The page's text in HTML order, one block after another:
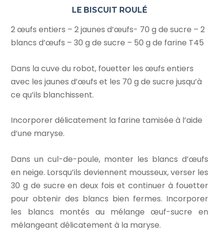
LE BISCUIT ROULÉ
2 œufs entiers – 2 jaunes d’œufs- 70 g de sucre – 2
blancs d’œufs – 30 g de sucre – 50 g de farine T45
Dans la cuve du robot, fouetter les œufs entiers
avec les jaunes d’œufs et les 70 g de sucre jusqu’à
ce qu’ils blanchissent.
Incorporer délicatement la farine tamisée à l’aide
d’une maryse.
Dans un cul-de-poule, monter les blancs d’œufs
en neige. Lorsqu’ils deviennent mousseux, verser les
30 g de sucre en deux fois et continuer à fouetter
pour obtenir des blancs bien fermes. Incorporer
les blancs montés au mélange œuf-sucre en
mélangeant délicatement à la maryse.